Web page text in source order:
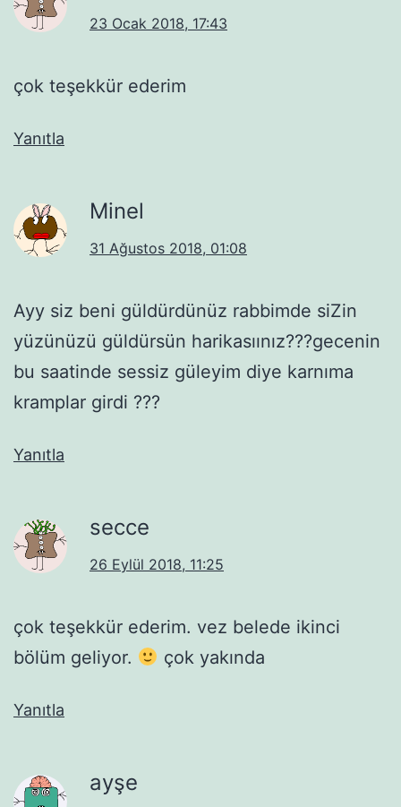
23 Ocak 2018, 17:43
çok teşekkür ederim
Yanıtla
Minel
31 Ağustos 2018, 01:08
Ayy siz beni güldürdünüz rabbimde siZin
yüzünüzü güldürsün harikasıınız???gecenin
bu saatinde sessiz güleyim diye karnıma
kramplar girdi ???
Yanıtla
secce
26 Eylül 2018, 11:25
çok teşekkür ederim. vez belede ikinci
bölüm geliyor.
çok yakında
Yanıtla
ayşe